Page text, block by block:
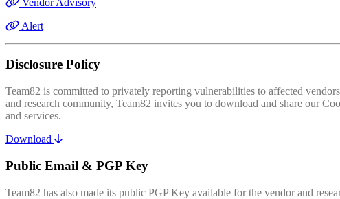
Alert
Disclosure Policy
Team82 is committed to privately reporting vulnerabilities to affected
and research community, Team82 invites you to download and share our
and services.
Download
Public Email & PGP Key
Team82 has also made its public PGP Key available for the vendor and